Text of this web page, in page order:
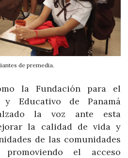
de premedia.
la Fundación para el
y Educativo de Panamá
alzado la voz ante esta
la calidad de vida y
de las comunidades
promoviendo el acceso